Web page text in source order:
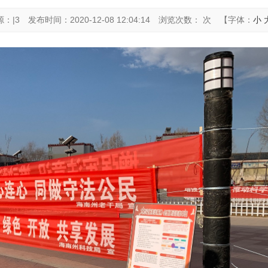
：|3 发布时间：2020-12-08 12:04:14 浏览次数： 次 【字体： 小